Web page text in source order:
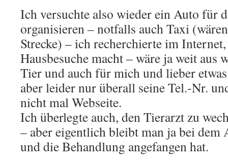
Ich versuchte also wieder ein Auto für
organisieren – notfalls auch Taxi
Strecke) – ich recherchierte im
Hausbesuche macht – wäre ja weit aus
Tier und auch für mich und lieber
aber leider nur überall seine Tel.-Nr.
nicht mal Webseite.
Ich überlegte auch, den Tierarzt zu
– aber eigentlich bleibt man ja bei dem
und die Behandlung angefangen hat.